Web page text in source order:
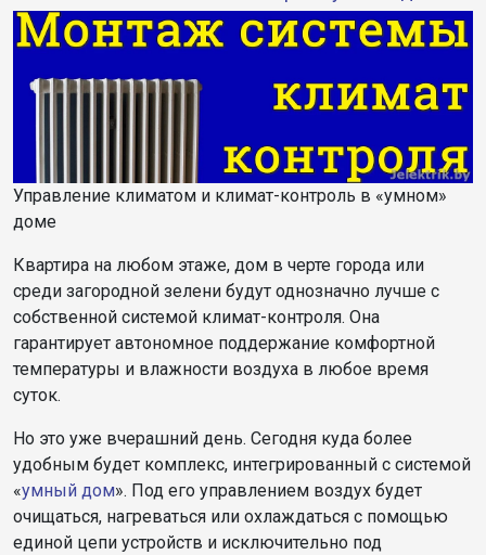
Управление климатом и климат-контроль в «умном»
доме
Квартира на любом этаже, дом в черте города или
среди загородной зелени будут однозначно лучше с
собственной системой климат-контроля. Она
гарантирует автономное поддержание комфортной
температуры и влажности воздуха в любое время
суток.
Но это уже вчерашний день. Сегодня куда более
удобным будет комплекс, интегрированный с системой
«умный дом». Под его управлением воздух будет
очищаться, нагреваться или охлаждаться с помощью
единой цепи устройств и исключительно под